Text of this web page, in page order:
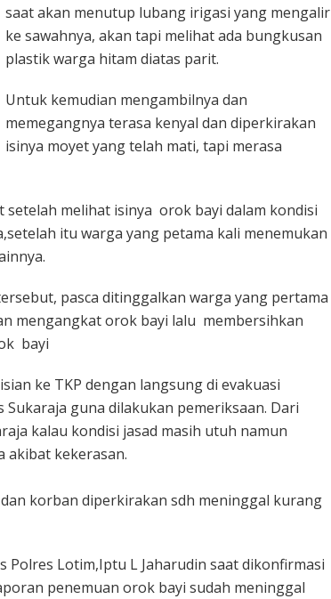
saat akan ‎menutup lubang irigasi yang mengalir
ke sawahnya, akan tapi melihat ada bungkusan
plastik warga hitam diatas parit.
Untuk kemudian mengambilnya dan
memegangnya terasa kenyal dan diperkirakan
isinya moyet yang telah mati, tapi merasa
melihat isinya orok bayi dalam kondisi
itu warga yang petama kali menemukan
pasca ditinggalkan warga yang pertama
mengangkat orok bayi lalu membersihkan
bayi
ke TKP dengan langsung di evakuasi
guna dilakukan pemeriksaan. Dari
kalau kondisi jasad masih utuh namun
akibat kekerasan.
korban diperkirakan sdh meninggal kurang
Polres Lotim,Iptu L Jaharudin saat dikonfirmasi
penemuan orok bayi sudah meninggal